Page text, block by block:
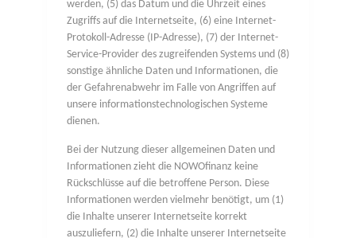
werden, (5) das Datum und die Uhrzeit eines
Zugriffs auf die Internetseite, (6) eine Internet-
Protokoll-Adresse (IP-Adresse), (7) der Internet-
Service-Provider des zugreifenden Systems und (8)
sonstige ähnliche Daten und Informationen, die
der Gefahrenabwehr im Falle von Angriffen auf
unsere informationstechnologischen Systeme
dienen.
Bei der Nutzung dieser allgemeinen Daten und
Informationen zieht die NOWOfinanz keine
Rückschlüsse auf die betroffene Person. Diese
Informationen werden vielmehr benötigt, um (1)
die Inhalte unserer Internetseite korrekt
auszuliefern, (2) die Inhalte unserer Internetseite